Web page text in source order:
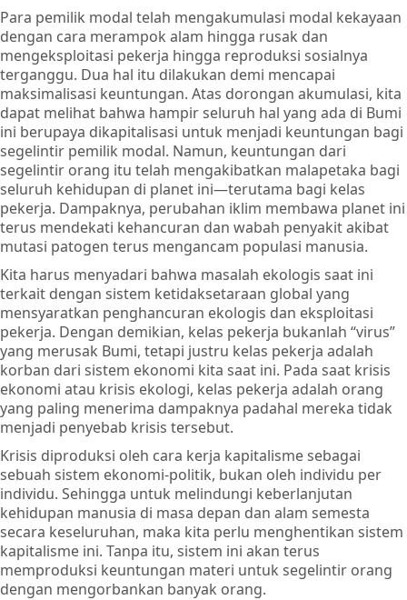
Para pemilik modal telah mengakumulasi modal kekayaan
dengan cara merampok alam hingga rusak dan
mengeksploitasi pekerja hingga reproduksi sosialnya
terganggu. Dua hal itu dilakukan demi mencapai
maksimalisasi keuntungan. Atas dorongan akumulasi, kita
dapat melihat bahwa hampir seluruh hal yang ada di Bumi
ini berupaya dikapitalisasi untuk menjadi keuntungan bagi
segelintir pemilik modal. Namun, keuntungan dari
segelintir orang itu telah mengakibatkan malapetaka bagi
seluruh kehidupan di planet ini—terutama bagi kelas
pekerja. Dampaknya, perubahan iklim membawa planet ini
terus mendekati kehancuran dan wabah penyakit akibat
mutasi patogen terus mengancam populasi manusia.
Kita harus menyadari bahwa masalah ekologis saat ini
terkait dengan sistem ketidaksetaraan global yang
mensyaratkan penghancuran ekologis dan eksploitasi
pekerja. Dengan demikian, kelas pekerja bukanlah “virus”
yang merusak Bumi, tetapi justru kelas pekerja adalah
korban dari sistem ekonomi kita saat ini. Pada saat krisis
ekonomi atau krisis ekologi, kelas pekerja adalah orang
yang paling menerima dampaknya padahal mereka tidak
menjadi penyebab krisis tersebut.
Krisis diproduksi oleh cara kerja kapitalisme sebagai
sebuah sistem ekonomi-politik, bukan oleh individu per
individu. Sehingga untuk melindungi keberlanjutan
kehidupan manusia di masa depan dan alam semesta
secara keseluruhan, maka kita perlu menghentikan sistem
kapitalisme ini. Tanpa itu, sistem ini akan terus
memproduksi keuntungan materi untuk segelintir orang
dengan mengorbankan banyak orang.